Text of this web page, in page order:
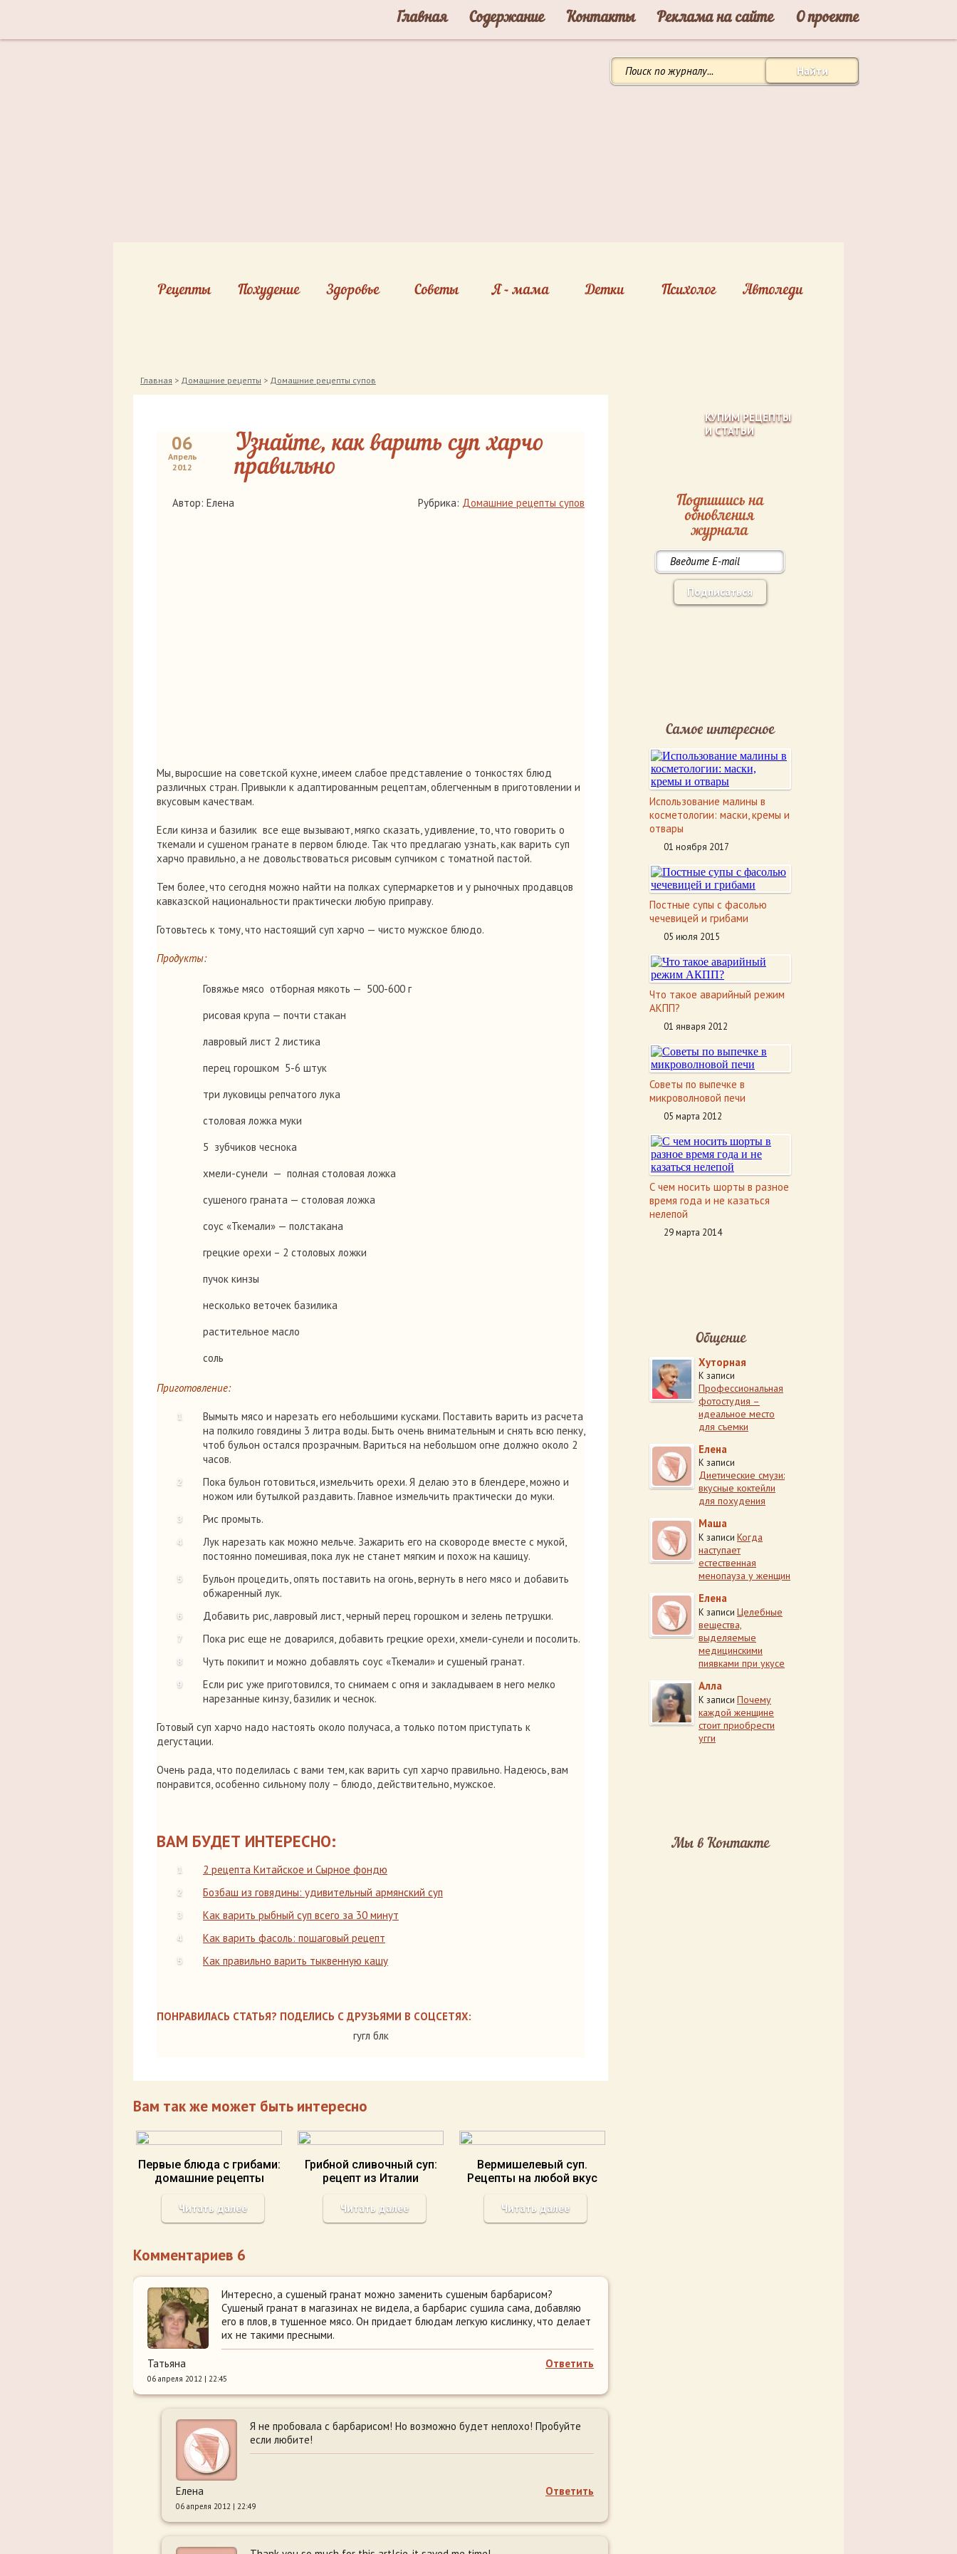
Главная Содержание Контакты Реклама на сайте О проекте
Найти
Рецепты Похудение Здоровье Советы Я - мама Детки Психолог Автоледи
Главная > Домашние рецепты > Домашние рецепты супов
06
Апрель
2012
Узнайте, как варить суп харчо
правильно
Автор: Елена Рубрика: Домашние рецепты супов
Мы, выросшие на советской кухне, имеем слабое представление о тонкостях блюд
различных стран. Привыкли к адаптированным рецептам, облегченным в приготовлении и
вкусовым качествам.
Если кинза и базилик все еще вызывают, мягко сказать, удивление, то, что говорить о
ткемали и сушеном гранате в первом блюде. Так что предлагаю узнать, как варить суп
харчо правильно, а не довольствоваться рисовым супчиком с томатной пастой.
Тем более, что сегодня можно найти на полках супермаркетов и у рыночных продавцов
кавказской национальности практически любую приправу.
Готовьтесь к тому, что настоящий суп харчо — чисто мужское блюдо.
Продукты:
Говяжье мясо отборная мякоть — 500-600 г
рисовая крупа — почти стакан
лавровый лист 2 листика
перец горошком 5-6 штук
три луковицы репчатого лука
столовая ложка муки
5 зубчиков чеснока
хмели-сунели — полная столовая ложка
сушеного граната — столовая ложка
соус «Ткемали» — полстакана
грецкие орехи – 2 столовых ложки
пучок кинзы
несколько веточек базилика
растительное масло
соль
Приготовление:
Вымыть мясо и нарезать его небольшими кусками. Поставить варить из расчета
на полкило говядины 3 литра воды. Быть очень внимательным и снять всю пенку,
чтоб бульон остался прозрачным. Вариться на небольшом огне должно около 2
часов.
Пока бульон готовиться, измельчить орехи. Я делаю это в блендере, можно и
ножом или бутылкой раздавить. Главное измельчить практически до муки.
Рис промыть.
Лук нарезать как можно мельче. Зажарить его на сковороде вместе с мукой,
постоянно помешивая, пока лук не станет мягким и похож на кашицу.
Бульон процедить, опять поставить на огонь, вернуть в него мясо и добавить
обжаренный лук.
Добавить рис, лавровый лист, черный перец горошком и зелень петрушки.
Пока рис еще не доварился, добавить грецкие орехи, хмели-сунели и посолить.
Чуть покипит и можно добавлять соус «Ткемали» и сушеный гранат.
Если рис уже приготовился, то снимаем с огня и закладываем в него мелко
нарезанные кинзу, базилик и чеснок.
Готовый суп харчо надо настоять около получаса, а только потом приступать к
дегустации.
Очень рада, что поделилась с вами тем, как варить суп харчо правильно. Надеюсь, вам
понравится, особенно сильному полу – блюдо, действительно, мужское.
ВАМ БУДЕТ ИНТЕРЕСНО:
2 рецепта Китайское и Сырное фондю
Бозбаш из говядины: удивительный армянский суп
Как варить рыбный суп всего за 30 минут
Как варить фасоль: пошаговый рецепт
Как правильно варить тыквенную кашу
ПОНРАВИЛАСЬ СТАТЬЯ? ПОДЕЛИСЬ С ДРУЗЬЯМИ В СОЦСЕТЯХ:
гугл блк
Вам так же может быть интересно
Первые блюда с грибами:
домашние рецепты
Читать далее
Грибной сливочный суп:
рецепт из Италии
Читать далее
Вермишелевый суп.
Рецепты на любой вкус
Читать далее
Комментариев 6
Интересно, а сушеный гранат можно заменить сушеным барбарисом?
Сушеный гранат в магазинах не видела, а барбарис сушила сама, добавляю
его в плов, в тушенное мясо. Он придает блюдам легкую кислинку, что делает
их не такими пресными.
Ответить
Татьяна
06 апреля 2012 | 22:45
Я не пробовала с барбарисом! Но возможно будет неплохо! Пробуйте
если любите!
Ответить
Елена
06 апреля 2012 | 22:49
КУПИМ РЕЦЕПТЫ
И СТАТЬИ
Подпишись на
обновления
журнала
Подписаться
Самое интересное
Использование малины в
косметологии: маски, кремы и
отвары
01 ноября 2017
Постные супы с фасолью
чечевицей и грибами
05 июля 2015
Что такое аварийный режим
АКПП?
01 января 2012
Советы по выпечке в
микроволновой печи
05 марта 2012
С чем носить шорты в разное
время года и не казаться
нелепой
29 марта 2014
Общение
Хуторная
К записи
Профессиональная
фотостудия –
идеальное место
для съемки
Елена
К записи
Диетические смузи:
вкусные коктейли
для похудения
Маша
К записи Когда
наступает
естественная
менопауза у женщин
Елена
К записи Целебные
вещества,
выделяемые
медицинскими
пиявками при укусе
Алла
К записи Почему
каждой женщине
стоит приобрести
угги
Мы в Контакте